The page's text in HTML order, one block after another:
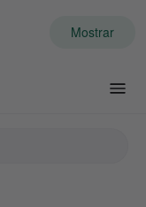
Mostrar